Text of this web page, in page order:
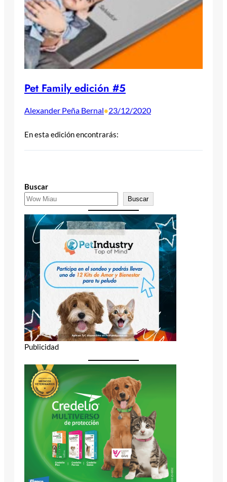
Pet Family edición #5
Alexander Peña Bernal•23/12/2020
En esta edición encontrarás:
Buscar
Buscar
Publicidad